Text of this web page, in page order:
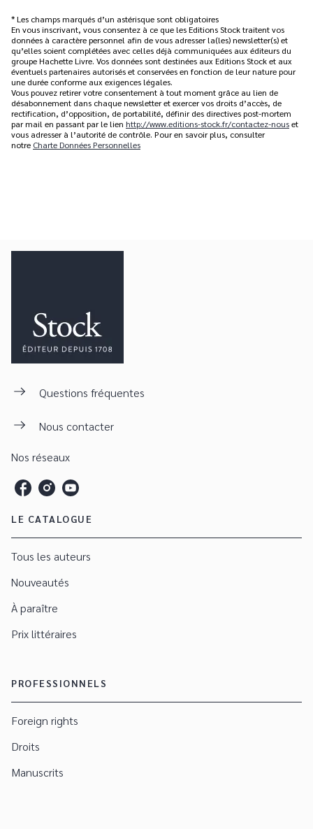
* Les champs marqués d’un astérisque sont obligatoires
En vous inscrivant, vous consentez à ce que les Editions Stock traitent vos
données à caractère personnel afin de vous adresser la(les) newsletter(s) et
qu’elles soient complétées avec celles déjà communiquées aux éditeurs du
groupe Hachette Livre. Vos données sont destinées aux Editions Stock et aux
éventuels partenaires autorisés et conservées en fonction de leur nature pour
une durée conforme aux exigences légales.
Vous pouvez retirer votre consentement à tout moment grâce au lien de
désabonnement dans chaque newsletter et exercer vos droits d’accès, de
rectification, d’opposition, de portabilité, définir des directives post-mortem
par mail en passant par le lien http://www.editions-stock.fr/contactez-nouset
vous adresser à l’autorité de contrôle. Pour en savoir plus, consulter
notre Charte Données Personnelles
Questions fréquentes
Nous contacter
Nos réseaux
LE CATALOGUE
Tous les auteurs
Nouveautés
À paraître
Prix littéraires
PROFESSIONNELS
Foreign rights
Droits
Manuscrits